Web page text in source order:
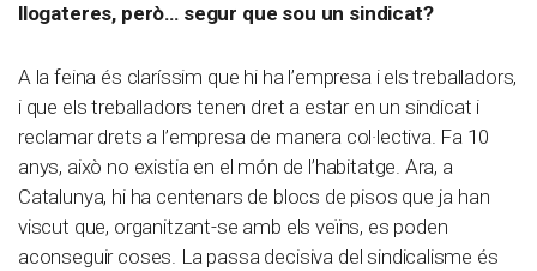
llogateres, però… segur que sou un sindicat?
A la feina és claríssim que hi ha l’empresa i els treballadors,
i que els treballadors tenen dret a estar en un sindicat i
reclamar drets a l’empresa de manera col·lectiva. Fa 10
anys, això no existia en el món de l’habitatge. Ara, a
Catalunya, hi ha centenars de blocs de pisos que ja han
viscut que, organitzant-se amb els veïns, es poden
aconseguir coses. La passa decisiva del sindicalisme és